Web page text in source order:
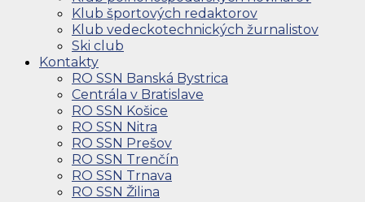
Klub športových redaktorov
Klub vedeckotechnických žurnalistov
Ski club
Kontakty
RO SSN Banská Bystrica
Centrála v Bratislave
RO SSN Košice
RO SSN Nitra
RO SSN Prešov
RO SSN Trenčín
RO SSN Trnava
RO SSN Žilina